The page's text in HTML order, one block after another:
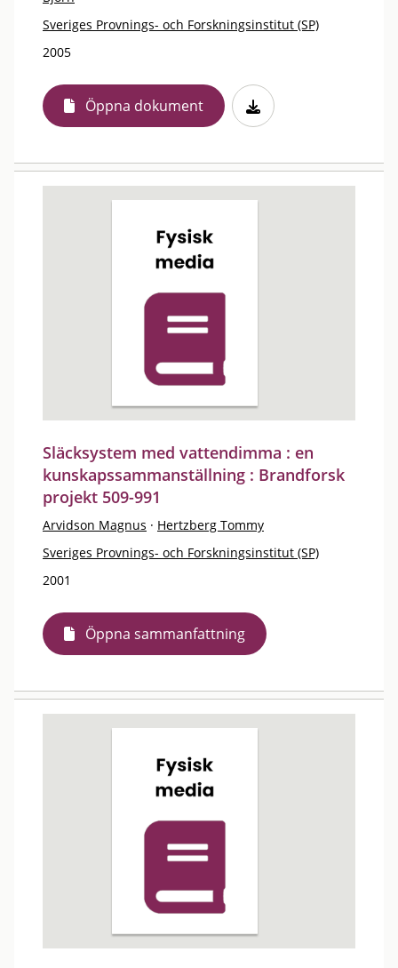
Sveriges Provnings- och Forskningsinstitut (SP)
2005
Öppna dokument
Släcksystem med vattendimma : en
kunskapssammanställning : Brandforsk
projekt 509-991
Arvidson Magnus · Hertzberg Tommy
Sveriges Provnings- och Forskningsinstitut (SP)
2001
Öppna sammanfattning